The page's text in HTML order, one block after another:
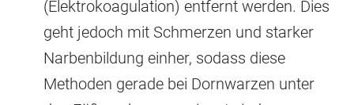
(Elektrokoagulation) entfernt werden. Dies
geht jedoch mit Schmerzen und starker
Narbenbildung einher, sodass diese
Methoden gerade bei Dornwarzen unter